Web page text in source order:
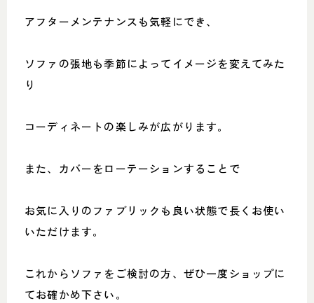
アフターメンテナンスも気軽にでき、
ソファの張地も季節によってイメージを変えてみた
り
コーディネートの楽しみが広がります。
また、カバーをローテーションすることで
お気に入りのファブリックも良い状態で長くお使い
いただけます。
これからソファをご検討の方、ぜひ一度ショップに
てお確かめ下さい。